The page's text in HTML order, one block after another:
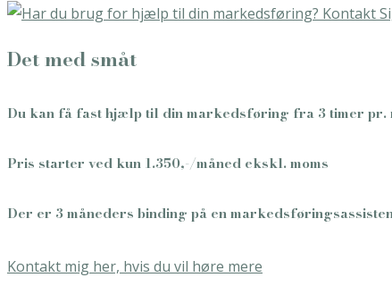
Det med småt
Du kan få fast hjælp til din markedsføring fra 3 timer pr.
Pris starter ved kun 1.350,-/måned ekskl. moms
Der er 3 måneders binding på en
Kontakt mig her, hvis du vil høre mere